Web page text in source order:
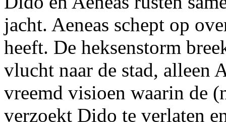
jacht. Aeneas schept op
heeft. De heksenstorm
vlucht naar de stad, alleen
vreemd visioen waarin de
verzoekt Dido te verlaten